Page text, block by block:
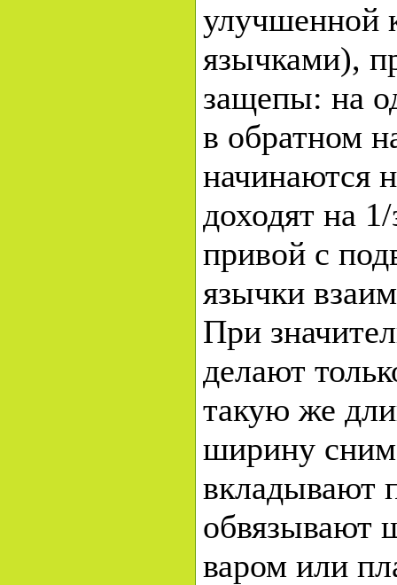
улучшенной
язычками),
защепы: на
в обратном
начинаются
доходят на
привой с
язычки
При
делают
такую же
ширину
вкладывают
обвязывают
варом или